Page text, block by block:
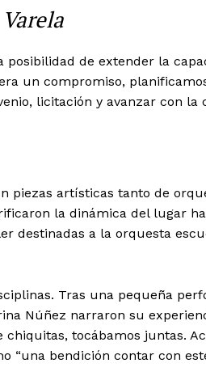
de extender la
un compromiso,
licitación y avanzar con la
piezas artísticas tanto de
la dinámica del lugar
destinadas a la orquesta
Tras una pequeña
Núñez narraron su
tocábamos juntas.
“una bendición contar con